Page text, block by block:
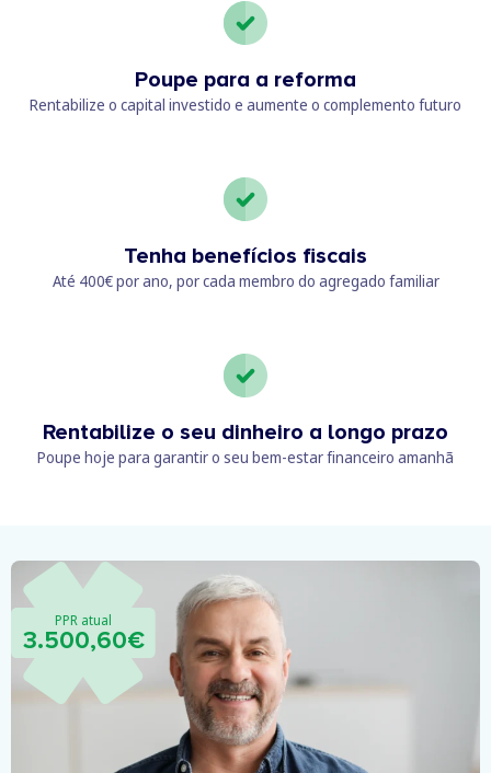
Poupe para a reforma
Rentabilize o capital investido e aumente o complemento futuro
Tenha benefícios fiscais
Até 400€ por ano, por cada membro do agregado familiar
Rentabilize o seu dinheiro a longo prazo
Poupe hoje para garantir o seu bem-estar financeiro amanhã
3.500,60€
PPR atual